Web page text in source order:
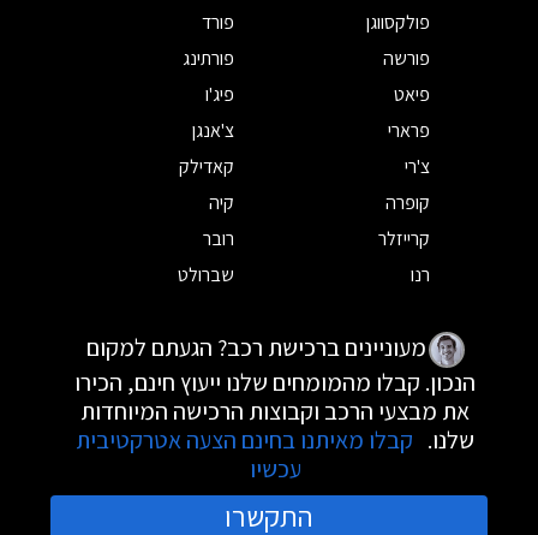
פולקסווגן
פורד
פורשה
פורתינג
פיאט
פיג'ו
פרארי
צ'אנגן
צ'רי
קאדילק
קופרה
קיה
קרייזלר
רובר
רנו
שברולט
מעוניינים ברכישת רכב? הגעתם למקום
הנכון. קבלו מהמומחים שלנו ייעוץ חינם, הכירו
את מבצעי הרכב וקבוצות הרכישה המיוחדות
שלנו. קבלו מאיתנו בחינם הצעה אטרקטיבית
עכשיו
התקשרו